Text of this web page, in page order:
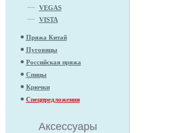
VEGAS
VISTA
Пряжа Китай
Пуговицы
Российская пряжа
Спицы
Крючки
Спецпредложения
Аксессуары